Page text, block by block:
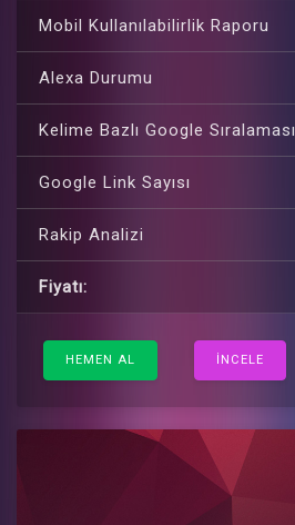
Mobil Kullanılabilirlik Raporu
Alexa Durumu
Kelime Bazlı Google Sıralaması
Google Link Sayısı
Rakip Analizi
Fiyatı:
HEMEN AL İNCELE